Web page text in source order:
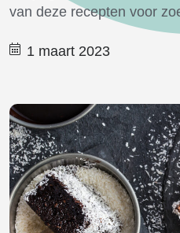
van deze recepten voor
1 maart 2023